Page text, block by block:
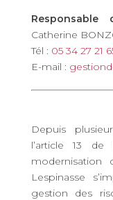
Catherine
Tél : 05 34 27 21
E-mail :
Depuis
l’article 13
modernisation
Lespinasse
gestion des